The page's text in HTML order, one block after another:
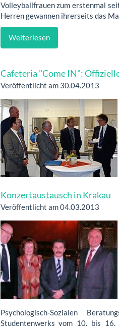
Volleyballfrauen zum erstenmal
Herren gewannen ihrerseits das
Weiterlesen
Cafeteria "Come IN":
Veröffentlicht am 30.04.2013
Konzertaustausch in Krakau
Veröffentlicht am 04.03.2013
Psychologisch-Sozialen
Studentenwerks vom 10. bis